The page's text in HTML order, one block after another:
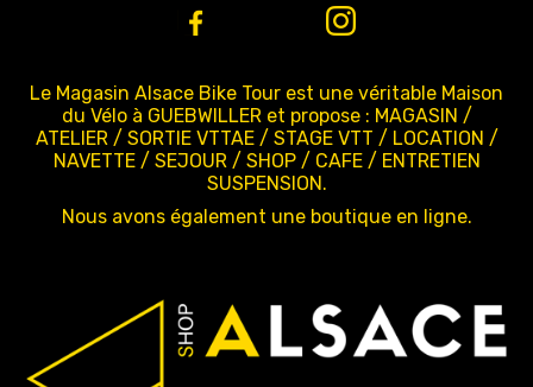
Le Magasin Alsace Bike Tour est une véritable Maison
du Vélo à GUEBWILLER et propose : MAGASIN /
ATELIER / SORTIE VTTAE / STAGE VTT / LOCATION /
NAVETTE / SEJOUR / SHOP / CAFE / ENTRETIEN
SUSPENSION.
Nous avons également une boutique en ligne.